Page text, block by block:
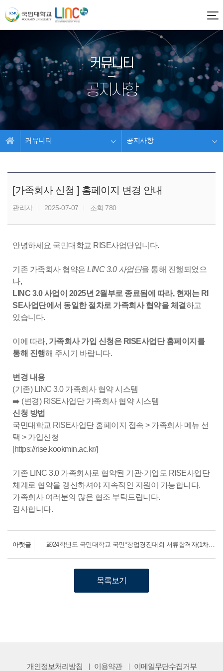
커뮤니티
공지사항
커뮤니티 공지사항
[가족회사 신청 ] 홈페이지 변경 안내
관리자 2025-07-07 조회 780
안녕하세요 국민대학교 RISE사업단입니다.
기존 가족회사 협약은 LINC 3.0 사업단을 통해 진행되었으
나,
LINC 3.0 사업이 2025년 2월부로 종료됨에 따라, 현재는 RI
SE사업단에서 동일한 절차로 가족회사 협약을 체결하고
있습니다.
이에 따라, 가족회사 가입 신청은 RISE사업단 홈페이지를
통해 진행해 주시기 바랍니다.
변경 내용
(기존) LINC 3.0 가족회사 협약 시스템
➡️ (변경) RISE사업단 가족회사 협약 시스템
신청 방법
국민대학교 RISE사업단 홈페이지 접속 > 가족회사 메뉴 선
택 > 가입신청
[https://rise.kookmin.ac.kr/]
기존 LINC 3.0 가족회사로 협약된 기관·기업도 RISE사업단
체계로 협약을 갱신하셔야 지속적인 지원이 가능합니다.
가족회사 여러분의 많은 협조 부탁드립니다.
감사합니다.
아랫글 2024학년도 국민대학교 국민*창업경진대회 서류합격자(1차) 발표
목록보기
개인정보처리방침 이용약관 이메일무단수집거부